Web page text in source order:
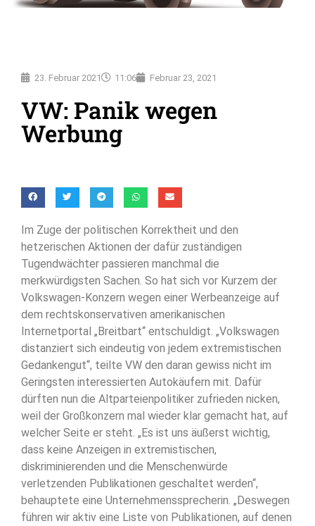
23. Februar 2021 11:06 Februar 23, 2021
VW: Panik wegen
Werbung
Im Zuge der politischen Korrektheit und den
hetzerischen Aktionen der dafür zuständigen
Tugendwächter passieren manchmal die
merkwürdigsten Sachen. So hat sich vor Kurzem der
Volkswagen-Konzern wegen einer Werbeanzeige auf
dem rechtskonservativen amerikanischen
Internetportal „Breitbart“ entschuldigt. „Volkswagen
distanziert sich eindeutig von jedem extremistischen
Gedankengut“, teilte VW den daran gewiss nicht im
Geringsten interessierten Autokäufern mit. Dafür
dürften nun die Altparteienpolitiker zufrieden nicken,
weil der Großkonzern mal wieder klar gemacht hat, auf
welcher Seite er steht. „Es ist uns äußerst wichtig,
dass keine Anzeigen in extremistischen,
diskriminierenden und die Menschenwürde
verletzenden Publikationen geschaltet werden“,
behauptete eine Unternehmenssprecherin. „Deswegen
führen wir aktiv eine Liste von Publikationen, auf denen